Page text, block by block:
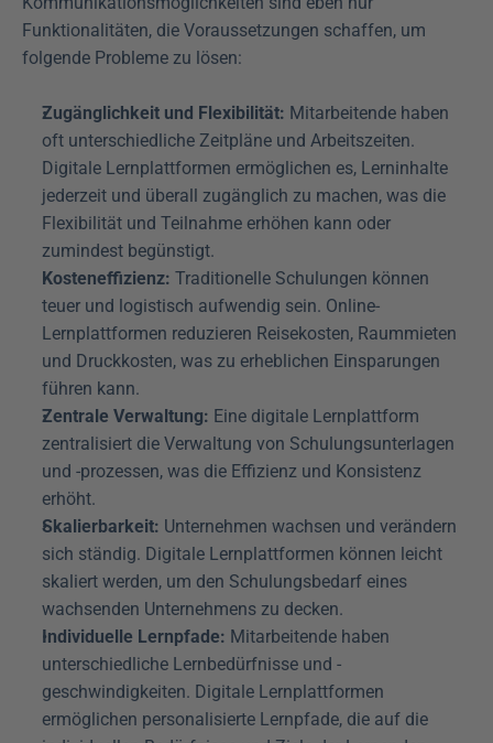
Funktionalitäten, die Voraussetzungen schaffen, um
folgende Probleme zu lösen:
Zugänglichkeit und Flexibilität: Mitarbeitende haben
oft unterschiedliche Zeitpläne und Arbeitszeiten.
Digitale Lernplattformen ermöglichen es, Lerninhalte
jederzeit und überall zugänglich zu machen, was die
Flexibilität und Teilnahme erhöhen kann oder
zumindest begünstigt.
Kosteneffizienz: Traditionelle Schulungen können
teuer und logistisch aufwendig sein. Online-
Lernplattformen reduzieren Reisekosten, Raummieten
und Druckkosten, was zu erheblichen Einsparungen
führen kann.
Zentrale Verwaltung: Eine digitale Lernplattform
zentralisiert die Verwaltung von Schulungsunterlagen
und -prozessen, was die Effizienz und Konsistenz
erhöht.
Skalierbarkeit: Unternehmen wachsen und verändern
sich ständig. Digitale Lernplattformen können leicht
skaliert werden, um den Schulungsbedarf eines
wachsenden Unternehmens zu decken.
Individuelle Lernpfade: Mitarbeitende haben
unterschiedliche Lernbedürfnisse und -
geschwindigkeiten. Digitale Lernplattformen
ermöglichen personalisierte Lernpfade, die auf die